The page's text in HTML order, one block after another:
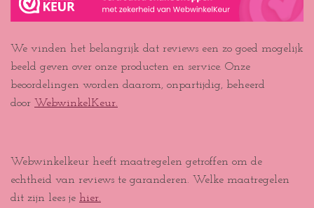
We vinden het belangrijk dat reviews een zo goed mogelijk
beeld geven over onze producten en service. Onze
beoordelingen worden daarom, onpartijdig, beheerd
door WebwinkelKeur.
Webwinkelkeur heeft maatregelen getroffen om de
echtheid van reviews te garanderen. Welke maatregelen
dit zijn lees je hier.